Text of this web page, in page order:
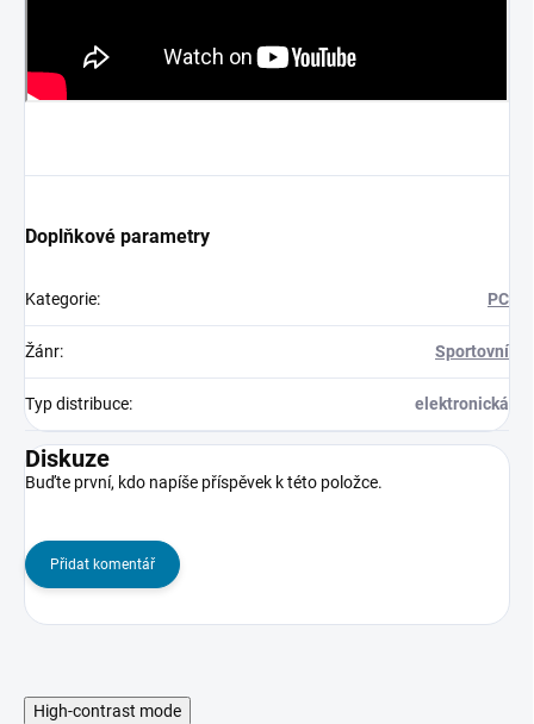
Doplňkové parametry
Kategorie: PC
Žánr: Sportovní
Typ distribuce: elektronická
Diskuze
Buďte první, kdo napíše příspěvek k této položce.
Přidat komentář
High-contrast mode